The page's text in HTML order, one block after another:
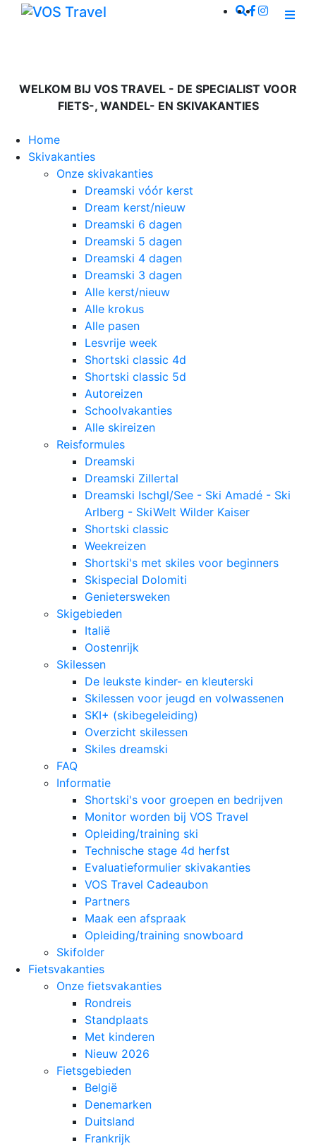
WELKOM BIJ VOS TRAVEL - DE SPECIALIST VOOR
FIETS-, WANDEL- EN SKIVAKANTIES
Home
Skivakanties
Onze skivakanties
Dreamski vóór kerst
Dream kerst/nieuw
Dreamski 6 dagen
Dreamski 5 dagen
Dreamski 4 dagen
Dreamski 3 dagen
Alle kerst/nieuw
Alle krokus
Alle pasen
Lesvrije week
Shortski classic 4d
Shortski classic 5d
Autoreizen
Schoolvakanties
Alle skireizen
Reisformules
Dreamski
Dreamski Zillertal
Dreamski Ischgl/See - Ski Amadé - Ski
Arlberg - SkiWelt Wilder Kaiser
Shortski classic
Weekreizen
Shortski's met skiles voor beginners
Skispecial Dolomiti
Genietersweken
Skigebieden
Italië
Oostenrijk
Skilessen
De leukste kinder- en kleuterski
Skilessen voor jeugd en volwassenen
SKI+ (skibegeleiding)
Overzicht skilessen
Skiles dreamski
FAQ
Informatie
Shortski's voor groepen en bedrijven
Monitor worden bij VOS Travel
Opleiding/training ski
Technische stage 4d herfst
Evaluatieformulier skivakanties
VOS Travel Cadeaubon
Partners
Maak een afspraak
Opleiding/training snowboard
Skifolder
Fietsvakanties
Onze fietsvakanties
Rondreis
Standplaats
Met kinderen
Nieuw 2026
Fietsgebieden
België
Denemarken
Duitsland
Frankrijk